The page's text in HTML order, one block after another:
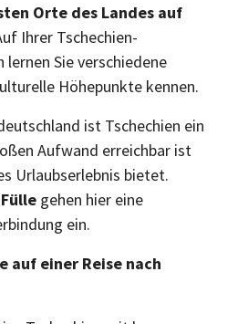
Orte des Landes auf
Ihrer Tschechien-
lernen Sie verschiedene
Höhepunkte kennen.
ist Tschechien ein
Aufwand erreichbar ist
Urlaubserlebnis bietet.
gehen hier eine
ein.
auf einer Reise nach